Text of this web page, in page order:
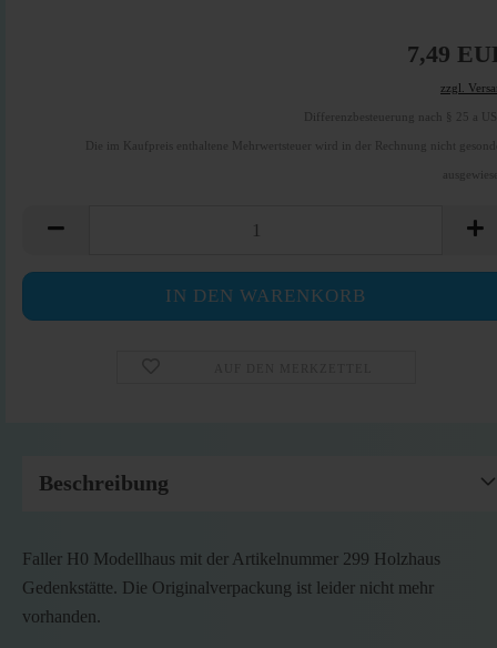
7,49
zzgl.
Differenzbesteuerung nach § 25 a
Die im Kaufpreis enthaltene Mehrwertsteuer wird in der Rechnung nicht
Beschreibung
Faller H0 Modellhaus mit der Artikelnummer 299 Holzhaus
Gedenkstätte. Die Originalverpackung ist leider nicht mehr
vorhanden.